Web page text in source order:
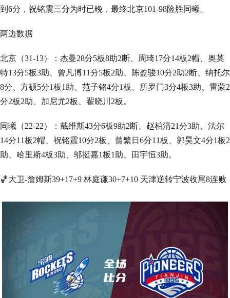
到6分，祝铭震三分为时已晚，最终北京101-98险胜同曦。
两边数据
北京（31-13）：杰曼28分5板8助2断、周琦17分14板2帽、奥莫
特13分5板3助、曾凡博11分5板2助、陈盈骏10分2助2断、纳托尔
8分、方硕5分1板1助、范子铭4分1板、所罗门3分4板3助、雷蒙2
分2板2助、加尼尤2板、翟晓川2板。
同曦（22-22）：戴维斯43分6板9助2断、赵柏清21分3助、法尔
14分11板2帽、祝铭震10分2板、曾繁日6分11板、郭昊文4分1板2
助、哈里斯4板3助、邬挺嘉1板1助、田宇恒3助。
🏀大卫-詹姆斯39+17+9 林庭谦30+7+10 天津逆转宁波收尾8连败